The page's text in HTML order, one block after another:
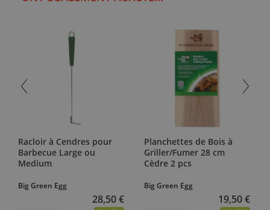
Racloir à Cendres pour
Barbecue Large ou
Medium
Big Green Egg
28,50 €
Planchettes de Bois à
Griller/Fumer 28 cm
Cèdre 2 pcs
Big Green Egg
19,50 €